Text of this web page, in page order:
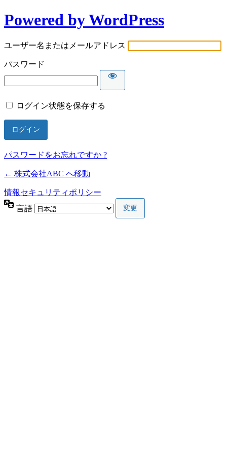
Powered by WordPress
ユーザー名またはメールアドレス
パスワード
ログイン状態を保存する
パスワードをお忘れですか ?
← 株式会社ABC へ移動
情報セキュリティポリシー
言語